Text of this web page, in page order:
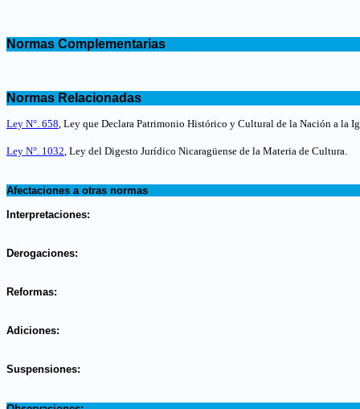
Normas Complementarias
Normas Relacionadas
Ley N°. 658, Ley que Declara Patrimonio Histórico y Cultural de la Nación a la
Ley N°. 1032, Ley del Digesto Jurídico Nicaragüense de la Materia de Cultura.
Afectaciones a otras normas
Interpretaciones:
Derogaciones:
Reformas:
Adiciones:
Suspensiones: